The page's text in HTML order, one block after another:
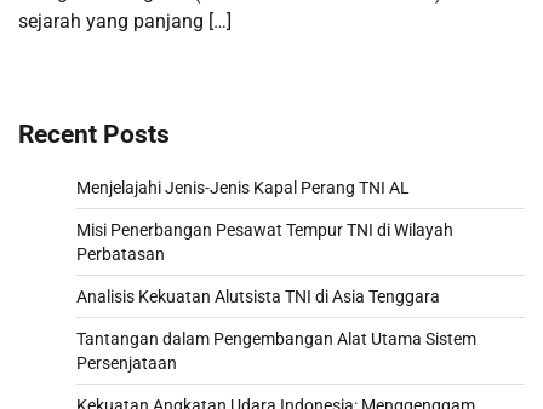
sejarah yang panjang […]
Recent Posts
Menjelajahi Jenis-Jenis Kapal Perang TNI AL
Misi Penerbangan Pesawat Tempur TNI di Wilayah
Perbatasan
Analisis Kekuatan Alutsista TNI di Asia Tenggara
Tantangan dalam Pengembangan Alat Utama Sistem
Persenjataan